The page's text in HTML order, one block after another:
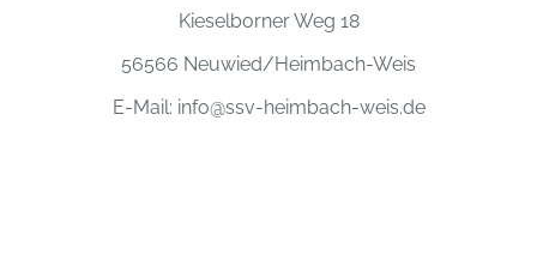
Kieselborner Weg 18
56566 Neuwied/Heimbach-Weis
E-Mail: info@ssv-heimbach-weis.de